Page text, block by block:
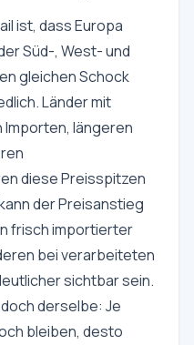
ist, dass Europa
Süd-, West- und
gleichen Schock
Länder mit
längeren
diese Preisspitzen
der Preisanstieg
frisch importierter
bei verarbeiteten
sichtbar sein.
derselbe: Je
bleiben, desto